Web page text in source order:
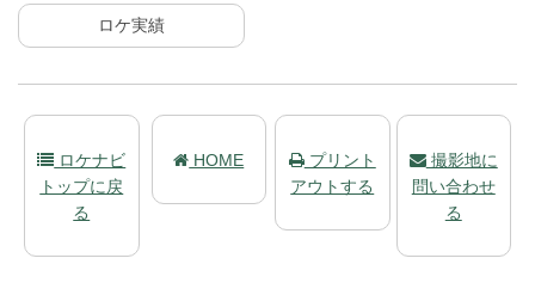
ロケ実績
撮影地に
問い合わせ
る
プリント
アウトする
ロケナビ
トップに戻
る
HOME